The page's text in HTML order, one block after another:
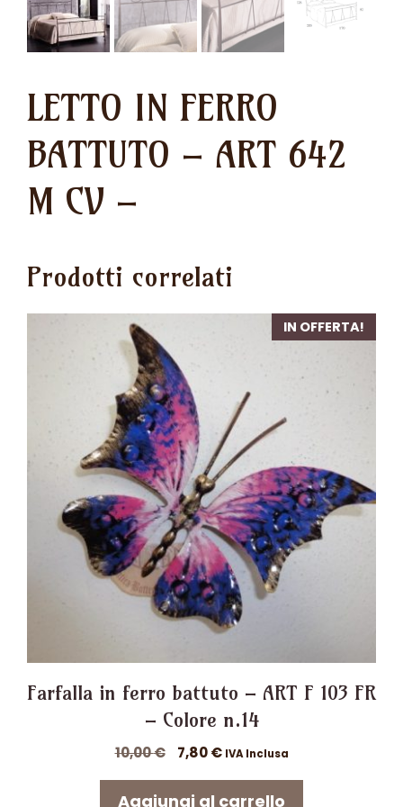
LETTO IN FERRO
BATTUTO – ART 642
M CV –
Prodotti correlati
IN OFFERTA!
Farfalla in ferro battuto – ART F 103 FR
– Colore n.14
10,00€
Il
originale
7,80€Il
attuale
IVA Inclusa
Aggiungi al carrello